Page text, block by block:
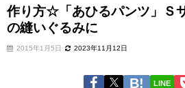
作り方☆「あひるパンツ」Ｓ
の縫いぐるみに
2015年1月5日 2023年11月12日
LINE